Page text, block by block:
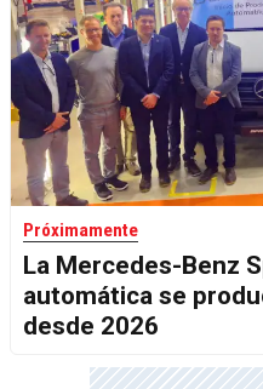
Próximamente
La Mercedes-Benz
automática se
desde 2026